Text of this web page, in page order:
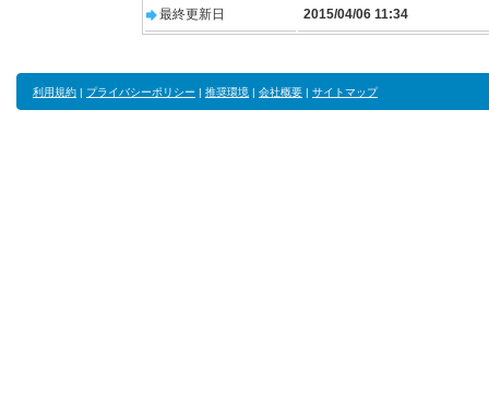
最終更新日 2015/04/06 11:34
利用規約 | プライバシーポリシー | 推奨環境 | 会社概要 | サイトマップ